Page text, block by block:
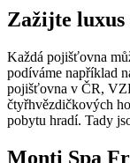
Zažijte
Každá pojišťovna
podíváme například
pojišťovna v ČR,
čtyřhvězdičkových
pobytu hradí. Tady
Monti Spa